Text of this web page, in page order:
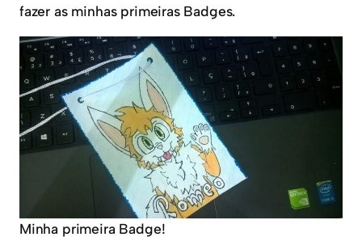
fazer as minhas primeiras Badges.
Minha primeira Badge!